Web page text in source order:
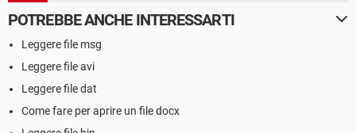
POTREBBE ANCHE INTERESSARTI
Leggere file msg
Leggere file avi
Leggere file dat
Come fare per aprire un file docx